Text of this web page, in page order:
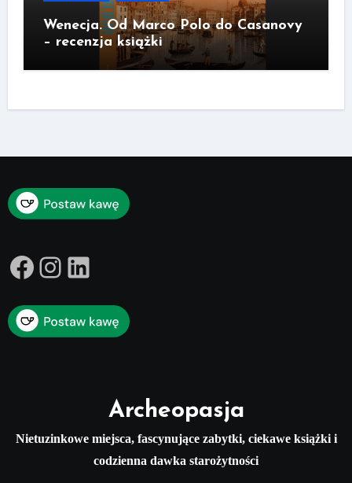
Wenecja. Od Marco Polo do Casanovy
– recenzja książki
Facebook
Instagram
LinkedIn
Archeopasja
Nietuzinkowe miejsca, fascynujące zabytki, ciekawe książki i
codzienna dawka starożytności